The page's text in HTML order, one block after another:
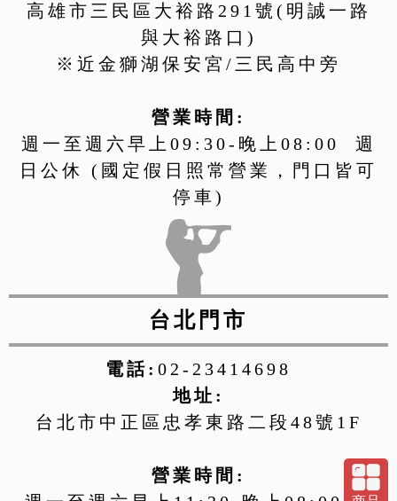
高雄市三民區大裕路291號(明誠一路
與大裕路口)
※近金獅湖保安宮/三民高中旁
營業時間:
週一至週六早上09:30-晚上08:00 週
日公休 (國定假日照常營業，門口皆可
停車)
台北門市
電話: 02-23414698
地址:
台北市中正區忠孝東路二段48號1F
營業時間: